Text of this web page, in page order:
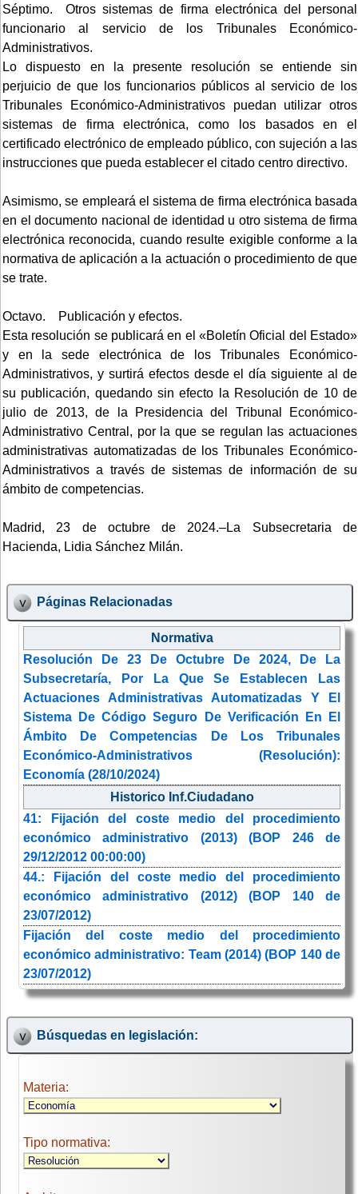
Séptimo. Otros sistemas de firma electrónica del personal
funcionario al servicio de los Tribunales Económico-
Administrativos.
Lo dispuesto en la presente resolución se entiende sin
perjuicio de que los funcionarios públicos al servicio de los
Tribunales Económico-Administrativos puedan utilizar otros
sistemas de firma electrónica, como los basados en el
certificado electrónico de empleado público, con sujeción a las
instrucciones que pueda establecer el citado centro directivo.
Asimismo, se empleará el sistema de firma electrónica basada
en el documento nacional de identidad u otro sistema de firma
electrónica reconocida, cuando resulte exigible conforme a la
normativa de aplicación a la actuación o procedimiento de que
se trate.
Octavo. Publicación y efectos.
Esta resolución se publicará en el «Boletín Oficial del Estado»
y en la sede electrónica de los Tribunales Económico-
Administrativos, y surtirá efectos desde el día siguiente al de
su publicación, quedando sin efecto la Resolución de 10 de
julio de 2013, de la Presidencia del Tribunal Económico-
Administrativo Central, por la que se regulan las actuaciones
administrativas automatizadas de los Tribunales Económico-
Administrativos a través de sistemas de información de su
ámbito de competencias.
Madrid, 23 de octubre de 2024.–La Subsecretaria de
Hacienda, Lidia Sánchez Milán.
Páginas Relacionadas
Normativa
Resolución De 23 De Octubre De 2024, De La
Subsecretaría, Por La Que Se Establecen Las
Actuaciones Administrativas Automatizadas Y El
Sistema De Código Seguro De Verificación En El
Ámbito De Competencias De Los Tribunales
Económico-Administrativos (Resolución):
Economía (28/10/2024)
Historico Inf.Ciudadano
41: Fijación del coste medio del procedimiento
económico administrativo (2013) (BOP 246 de
29/12/2012 00:00:00)
44.: Fijación del coste medio del procedimiento
económico administrativo (2012) (BOP 140 de
23/07/2012)
Fijación del coste medio del procedimiento
económico administrativo: Team (2014) (BOP 140 de
23/07/2012)
Búsquedas en legislación:
Materia:
Tipo normativa: